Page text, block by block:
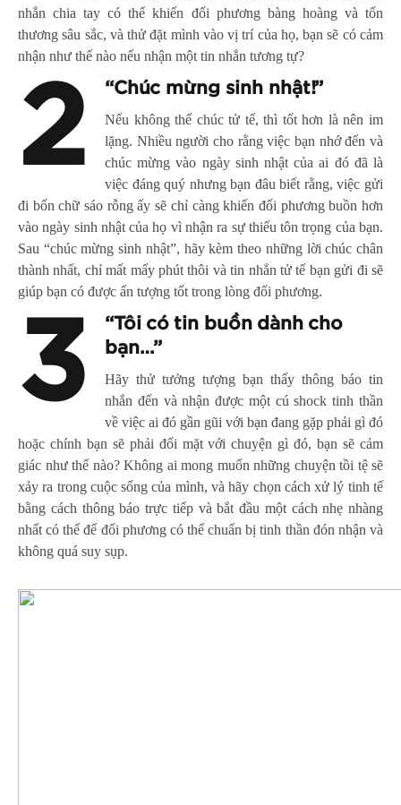
nhắn chia tay có thể khiến đối phương bàng hoàng và tổn
thương sâu sắc, và thử đặt mình vào vị trí của họ, bạn sẽ có cảm
nhận như thế nào nếu nhận một tin nhắn tương tự?
2 “Chúc mừng sinh nhật!”
Nếu không thể chúc tử tế, thì tốt hơn là nên im
lặng. Nhiều người cho rằng việc bạn nhớ đến và
chúc mừng vào ngày sinh nhật của ai đó đã là
việc đáng quý nhưng bạn đâu biết rằng, việc gửi
đi bốn chữ sáo rỗng ấy sẽ chỉ càng khiến đối phương buồn hơn
vào ngày sinh nhật của họ vì nhận ra sự thiếu tôn trọng của bạn.
Sau “chúc mừng sinh nhật”, hãy kèm theo những lời chúc chân
thành nhất, chỉ mất mấy phút thôi và tin nhắn tử tế bạn gửi đi sẽ
giúp bạn có được ấn tượng tốt trong lòng đối phương.
3
“Tôi có tin buồn dành cho
bạn…”
Hãy thử tưởng tượng bạn thấy thông báo tin
nhắn đến và nhận được một cú shock tinh thần
về việc ai đó gần gũi với bạn đang gặp phải gì đó
hoặc chính bạn sẽ phải đối mặt với chuyện gì đó, bạn sẽ cảm
giác như thế nào? Không ai mong muốn những chuyện tồi tệ sẽ
xảy ra trong cuộc sống của mình, và hãy chọn cách xử lý tinh tế
bằng cách thông báo trực tiếp và bắt đầu một cách nhẹ nhàng
nhất có thể để đối phương có thể chuẩn bị tinh thần đón nhận và
không quá suy sụp.